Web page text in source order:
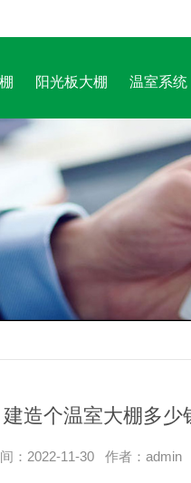
阳光板大棚 温室系统
建造个温室大棚多少
：2022-11-30 作者：admin